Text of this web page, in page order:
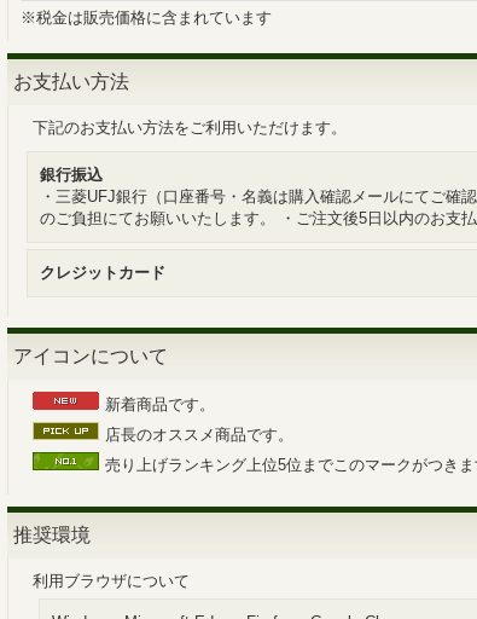
※税金は販売価格に含まれています
お支払い方法
下記のお支払い方法をご利用いただけます。
銀行振込
・三菱UFJ銀行（口座番号・名義は購入確認メールにてご確
のご負担にてお願いいたします。 ・ご注文後5日以内のお支
クレジットカード
アイコンについて
新着商品です。
店長のオススメ商品です。
売り上げランキング上位5位までこのマークがつきま
推奨環境
利用ブラウザについて